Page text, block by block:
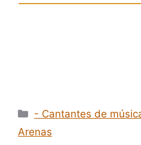
Categorías
- Cantantes de
Arenas